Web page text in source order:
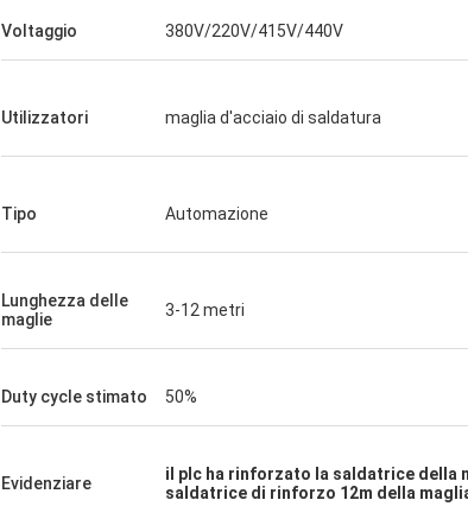
Voltaggio 380V/220V/415V/440V
Utilizzatori maglia d'acciaio di saldatura
Tipo Automazione
Lunghezza delle
maglie
3-12 metri
Duty cycle stimato 50%
Evidenziare il plc ha rinforzato la saldatrice della
saldatrice di rinforzo 12m della